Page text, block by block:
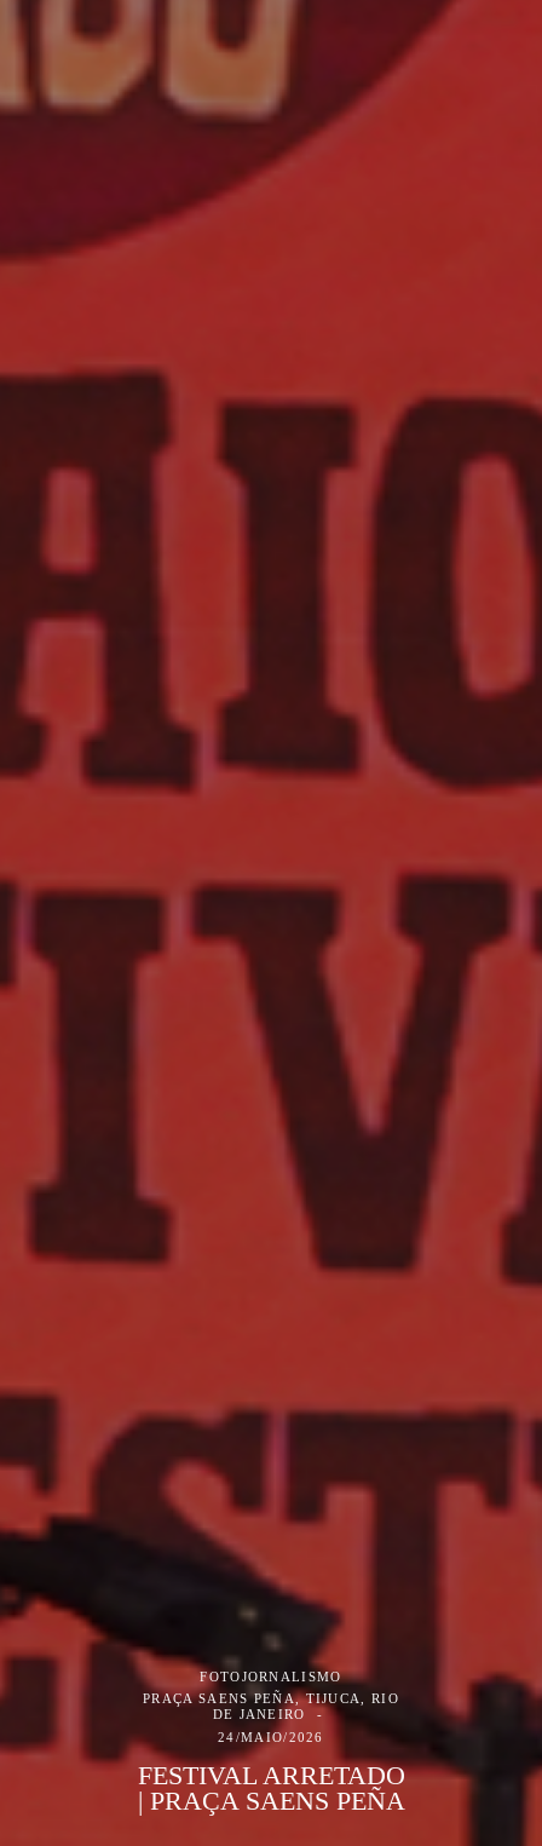
FOTOJORNALISMO
PRAÇA SAENS PEÑA, TIJUCA, RIO
DE JANEIRO
24/MAIO/2026
FESTIVAL ARRETADO
| PRAÇA SAENS PEÑA